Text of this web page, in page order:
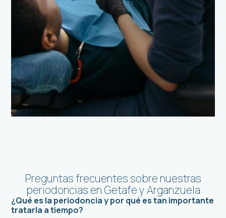
Preguntas frecuentes sobre nuestras
periodoncias en Getafe y Arganzuela
¿Qué es la periodoncia y por qué es tan importante
tratarla a tiempo?